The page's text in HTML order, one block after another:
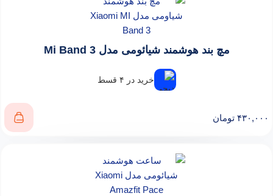
مچ بند هوشمند شیائومی مدل Mi Band 3
خرید در ۴ قسط
۴۳۰,۰۰۰ تومان